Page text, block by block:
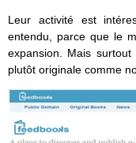
Leur activité est
entendu, parce que le
expansion. Mais
plutôt originale comme